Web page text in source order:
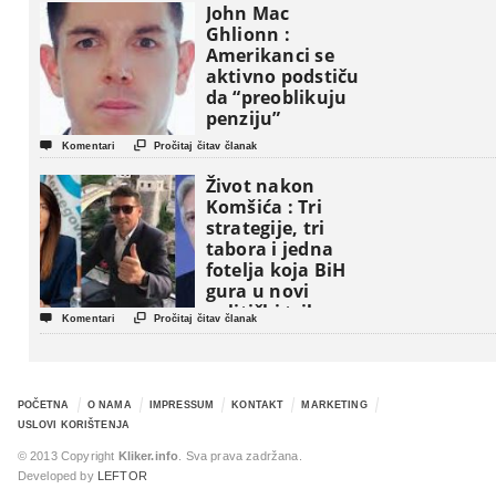
John Mac
Ghlionn :
Amerikanci se
aktivno podstiču
da “preoblikuju
penziju”
 Komentari  Pročitaj čitav članak
Život nakon
Komšića : Tri
strategije, tri
tabora i jedna
fotelja koja BiH
gura u novi
politički triler
 Komentari  Pročitaj čitav članak
POČETNA O NAMA IMPRESSUM KONTAKT
MARKETING
USLOVI KORIŠTENJA
© 2013 Copyright Kliker.info . Sva prava zadržana.
Developed by
LEFTOR